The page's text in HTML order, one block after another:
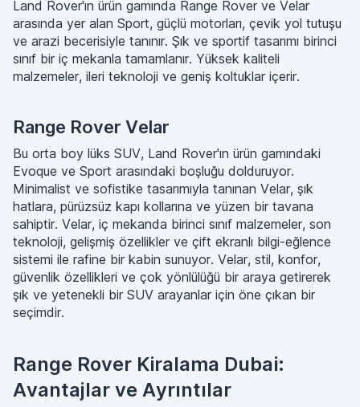
Land Rover'ın ürün gamında Range Rover ve Velar
arasında yer alan Sport, güçlü motorları, çevik yol tutuşu
ve arazi becerisiyle tanınır. Şık ve sportif tasarımı birinci
sınıf bir iç mekanla tamamlanır. Yüksek kaliteli
malzemeler, ileri teknoloji ve geniş koltuklar içerir.
Range Rover Velar
Bu orta boy lüks SUV, Land Rover'ın ürün gamındaki
Evoque ve Sport arasındaki boşluğu dolduruyor.
Minimalist ve sofistike tasarımıyla tanınan Velar, şık
hatlara, pürüzsüz kapı kollarına ve yüzen bir tavana
sahiptir. Velar, iç mekanda birinci sınıf malzemeler, son
teknoloji, gelişmiş özellikler ve çift ekranlı bilgi-eğlence
sistemi ile rafine bir kabin sunuyor. Velar, stil, konfor,
güvenlik özellikleri ve çok yönlülüğü bir araya getirerek
şık ve yetenekli bir SUV arayanlar için öne çıkan bir
seçimdir.
Range Rover Kiralama Dubai:
Avantajlar ve Ayrıntılar